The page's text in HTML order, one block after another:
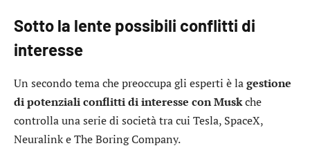
Sotto la lente possibili conflitti di
interesse
Un secondo tema che preoccupa gli esperti è lagestione
di potenziali conflitti di interesse con Muskche
controlla una serie di società tra cui Tesla, SpaceX,
Neuralink e The Boring Company.